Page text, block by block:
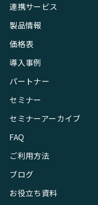
連携サービス
製品情報
価格表
導入事例
パートナー
セミナー
セミナーアーカイブ
FAQ
ご利用方法
ブログ
お役立ち資料